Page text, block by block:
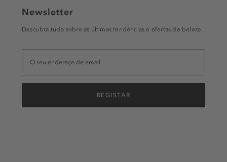
Newsletter
Descubra tudo sobre as últimas tendências e ofertas de beleza.
REGISTAR